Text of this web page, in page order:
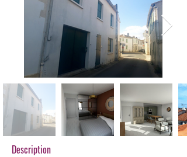
Description